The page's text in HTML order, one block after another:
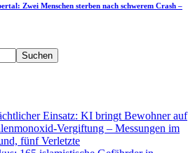
Zwei Menschen sterben nach schwerem Crash –
Suchen
Einsatz: KI bringt Bewohner auf
Vergiftung – Messungen im
fünf Verletzte